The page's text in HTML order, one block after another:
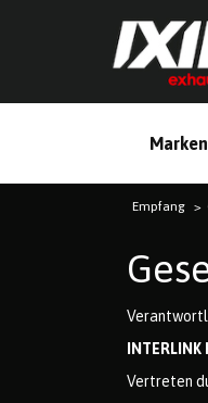
Marken
Empfang
Vertreten